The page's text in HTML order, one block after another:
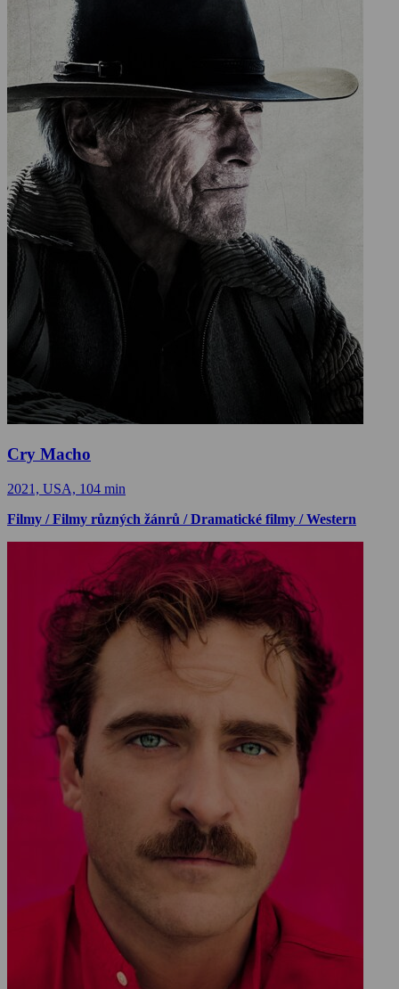
Cry Macho
2021, USA, 104 min
Filmy / Filmy různých žánrů / Dramatické filmy / Western